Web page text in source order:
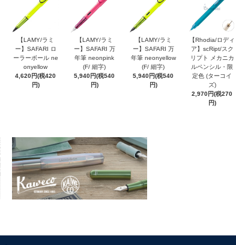
【LAMY/ラミ
ー】SAFARI ロ
ーラーボール ne
onyellow
4,620円(税420
円)
【LAMY/ラミ
ー】SAFARI 万
年筆 neonpink
(F/ 細字)
5,940円(税540
円)
【LAMY/ラミ
ー】SAFARI 万
年筆 neonyellow
(F/ 細字)
5,940円(税540
円)
【Rhodia/ロディ
ア】scRipt/スク
リプト メカニカ
ルペンシル・限
定色 (ターコイ
ズ)
2,970円(税270
円)